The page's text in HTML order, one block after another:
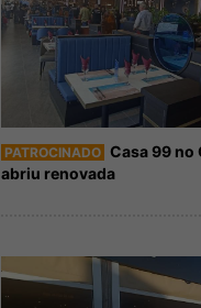
PATROCINADO Casa 99 no
abriu renovada